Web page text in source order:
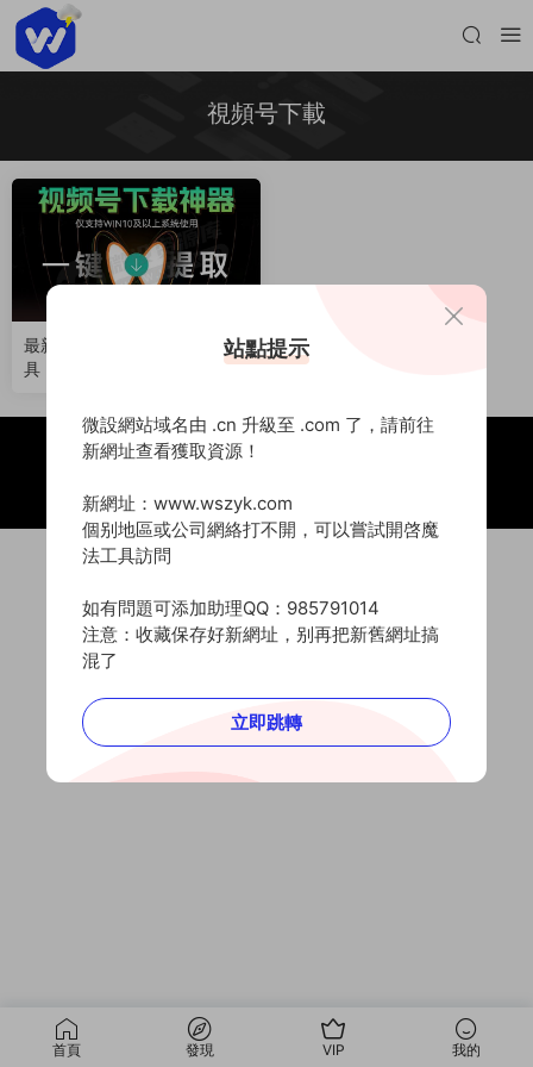
視頻号下載
最新發布｜微信視頻号下載工
具，輕松提取原視頻！（2506
Copyright © 2020 -
又拍雲
首頁 發現 VIP 我的
站點提示
微設網站域名由 .cn 升級至 .com 了，請前往
新網址查看獲取資源！
新網址：www.wszyk.com
個别地區或公司網絡打不開，可以嘗試開啓魔
法工具訪問
如有問題可添加助理QQ：985791014
注意：收藏保存好新網址，别再把新舊網址搞
混了
立即跳轉